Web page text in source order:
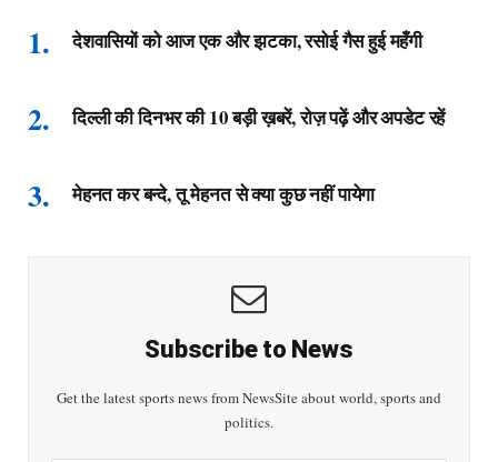
देशवासियों को आज एक और झटका, रसोई गैस हुई महँगी
दिल्ली की दिनभर की 10 बड़ी ख़बरें, रोज़ पढ़ें और अपडेट रहें
मेहनत कर बन्दे, तू मेहनत से क्या कुछ नहीं पायेगा
Subscribe to News
Get the latest sports news from NewsSite about world, sports and
politics.